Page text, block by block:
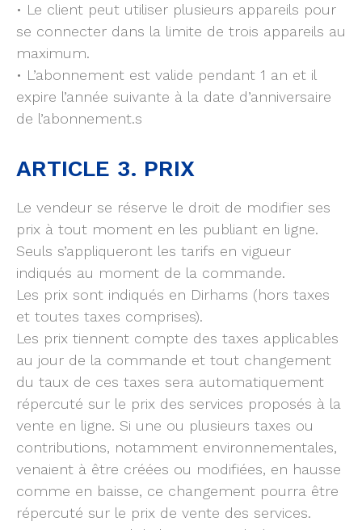
• Le client peut utiliser plusieurs appareils pour
se connecter dans la limite de trois appareils au
maximum.
• L’abonnement est valide pendant 1 an et il
expire l’année suivante à la date d’anniversaire
de l’abonnement.s
ARTICLE 3. PRIX
Le vendeur se réserve le droit de modifier ses
prix à tout moment en les publiant en ligne.
Seuls s’appliqueront les tarifs en vigueur
indiqués au moment de la commande.
Les prix sont indiqués en Dirhams (hors taxes
et toutes taxes comprises).
Les prix tiennent compte des taxes applicables
au jour de la commande et tout changement
du taux de ces taxes sera automatiquement
répercuté sur le prix des services proposés à la
vente en ligne. Si une ou plusieurs taxes ou
contributions, notamment environnementales,
venaient à être créées ou modifiées, en hausse
comme en baisse, ce changement pourra être
répercuté sur le prix de vente des services.